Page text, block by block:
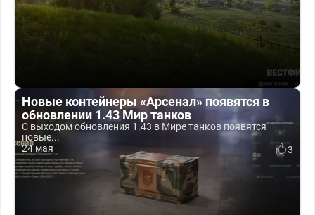
Новые контейнеры «Арсенал» появятся в
обновлении 1.43 Мир танков
С выходом обновления 1.43 в Мире танков появятся
новые...
24 мая
3